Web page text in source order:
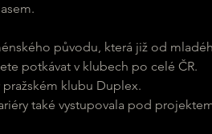
původu, která již od
potkávat v klubech po celé ČR.
pražském klubu Duplex.
také vystupovala pod